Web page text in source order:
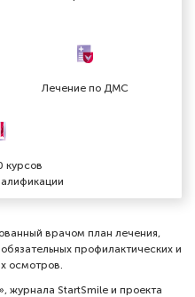
Лечение по ДМС
курсов
врачом план лечения,
профилактических и
осмотров⁠.
StartSmile и проекта